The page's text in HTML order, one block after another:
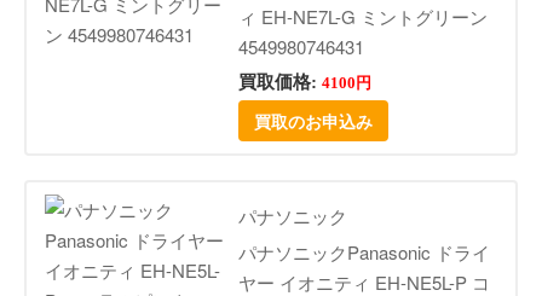
ィ EH-NE7L-G ミントグリーン
4549980746431
買取価格: 4100円
買取のお申込み
パナソニック
パナソニックPanasonic ドライ
ヤー イオニティ EH-NE5L-P コ